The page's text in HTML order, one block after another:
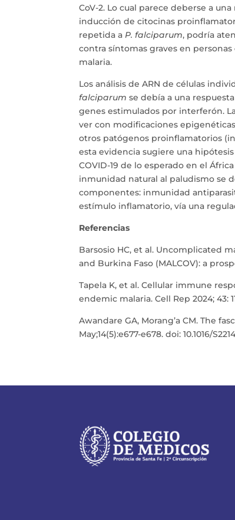
CoV-2. Lo cual parece deberse a
inducción de citocinas
repetida aP. falciparum, podría
contra síntomas graves en
malaria.
Los análisis de ARN de células
falciparum se debía a una
genes estimulados por interferón.
ver con modificaciones
otros patógenos proinflamatorios
esta evidencia sugiere una
COVID-19 de lo esperado en el
inmunidad natural al paludismo se
componentes: inmunidad
estímulo inflamatorio, vía una
Referencias
Barsosio HC, et al. Uncomplicated
and Burkina Faso (MALCOV): a
Tapela K, et al. Cellular immune
endemic malaria. Cell Rep 2024; 43:
Awandare GA, Morang’a CM. The
May;14(5):e677-e678. doi: 10.1016/